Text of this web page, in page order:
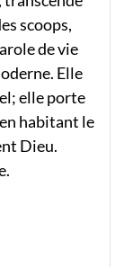
scoops,
de vie
Elle
elle porte
habitant le
Dieu.